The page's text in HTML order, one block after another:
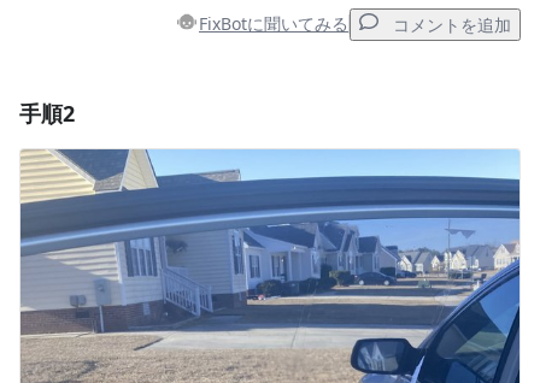
FixBotに聞いてみる コメントを追加
コメントを追加
キャンセル コメントを投稿
手順2